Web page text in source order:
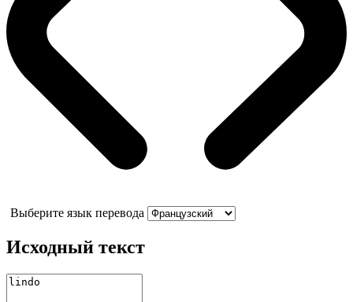
Выберите язык перевода
Исходный текст